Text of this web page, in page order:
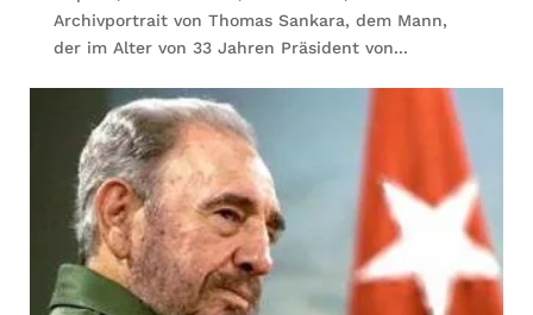
Archivportrait von Thomas Sankara, dem Mann,
der im Alter von 33 Jahren Präsident von...